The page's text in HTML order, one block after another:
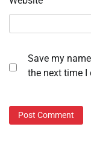
Save my
the next time I